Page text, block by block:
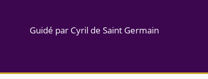
Guidé par Cyril de Saint Germain